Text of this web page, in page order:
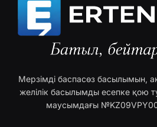
Мерзімді баспасөз басылымын,
желілік басылымды есепке қою
маусымдағы